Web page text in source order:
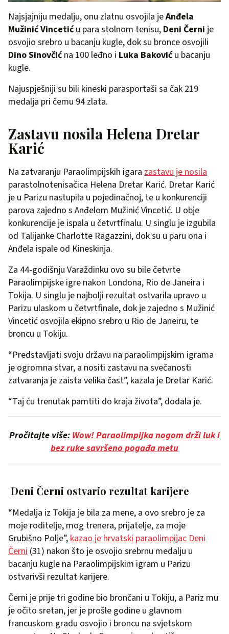
Najsjajniju medalju, onu zlatnu osvojila jeAnđela
Mužinić Vincetiću para stolnom tenisu, Deni Černi je
osvojio srebro u bacanju kugle, dok su bronce osvojili
Dino Sinovčićna 100 leđno i Luka Bakoviću bacanju
kugle.
Najuspješniji su bili kineski parasportaši sa čak 219
medalja pri čemu 94 zlata.
Zastavu nosila Helena Dretar
Karić
Na zatvaranju Paraolimpijskih igara zastavu je nosila
parastolnotenisačica Helena Dretar Karić. Dretar Karić
je u Parizu nastupila u pojedinačnoj, te u konkurenciji
parova zajedno s Anđelom Mužinić Vincetić. U obje
konkurencije je ispala u četvrtfinalu. U singlu je izgubila
od Talijanke Charlotte Ragazzini, dok su u paru ona i
Anđela ispale od Kineskinja.
Za 44-godišnju Varaždinku ovo su bile četvrte
Paraolimpijske igre nakon Londona, Rio de Janeira i
Tokija. U singlu je najbolji rezultat ostvarila upravo u
Parizu ulaskom u četvrtfinale, dok je zajedno s Mužinić
Vincetić osvojila ekipno srebro u Rio de Janeiru, te
broncu u Tokiju.
“Predstavljati svoju državu na paraolimpijskim igrama
je ogromna stvar, a nositi zastavu na svečanosti
zatvaranja je zaista velika čast”, kazala je Dretar Karić.
“Taj ću trenutak pamtiti do kraja života”, dodala je.
Pročitajte više: Wow! Paraolimpijka nogom drži luk i
bez ruke savršeno pogađa metu
Deni Černi ostvario rezultat karijere
“Medalja iz Tokija je bila za mene, a ovo srebro je za
moje roditelje, mog trenera, prijatelje, za moje
Grubišno Polje”, kazao je hrvatski paraolimpijac Deni
Černi (31) nakon što je osvojio srebrnu medalju u
bacanju kugle na Paraolimpijskim igram u Parizu
ostvarivši rezultat karijere.
Černi je prije tri godine bio brončani u Tokiju, a Pariz mu
je očito sretan, jer je prošle godine u glavnom
francuskom gradu osvojio i broncu na svjetskom